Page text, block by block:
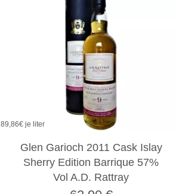
89,86€ je liter
Glen Garioch 2011 Cask Islay
Sherry Edition Barrique 57%
Vol A.D. Rattray